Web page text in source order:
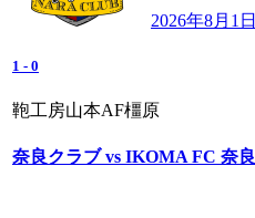
2026年8月1日
1 - 0
鞄工房山本AF橿原
奈良クラブ vs IKOMA FC 奈良